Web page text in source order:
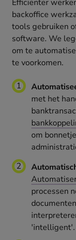
Efficiënter
backoffice
tools gebruiken
software. We
om te
te voorkomen.
met het
om
processen
'intelligent'.